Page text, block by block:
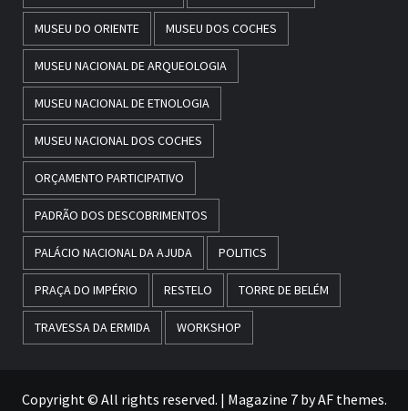
MUSEU DO ORIENTE MUSEU DOS COCHES
MUSEU NACIONAL DE ARQUEOLOGIA
MUSEU NACIONAL DE ETNOLOGIA
MUSEU NACIONAL DOS COCHES
ORÇAMENTO PARTICIPATIVO
PADRÃO DOS DESCOBRIMENTOS
PALÁCIO NACIONAL DA AJUDA POLITICS
PRAÇA DO IMPÉRIO RESTELO TORRE DE BELÉM
TRAVESSA DA ERMIDA WORKSHOP
Copyright © All rights reserved. | Magazine 7by AF themes.